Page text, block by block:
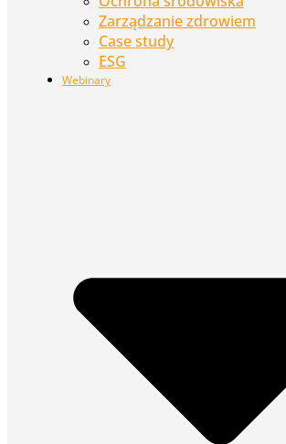
Zarządzanie zdrowiem
Case study
ESG
Webinary